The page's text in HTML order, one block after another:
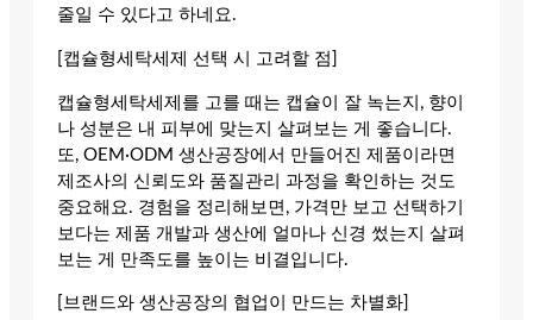
줄일 수 있다고 하네요.
[캡슐형세탁세제 선택 시 고려할 점]
캡슐형세탁세제를 고를 때는 캡슐이 잘 녹는지, 향이
나 성분은 내 피부에 맞는지 살펴보는 게 좋습니다.
또, OEM·ODM 생산공장에서 만들어진 제품이라면
제조사의 신뢰도와 품질관리 과정을 확인하는 것도
중요해요. 경험을 정리해보면, 가격만 보고 선택하기
보다는 제품 개발과 생산에 얼마나 신경 썼는지 살펴
보는 게 만족도를 높이는 비결입니다.
[브랜드와 생산공장의 협업이 만드는 차별화]